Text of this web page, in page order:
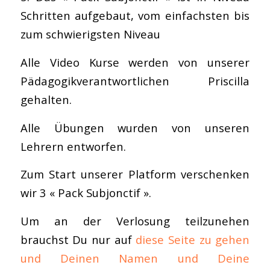
Schritten aufgebaut, vom einfachsten bis
zum schwierigsten Niveau
Alle Video Kurse werden von unserer
Pädagogikverantwortlichen Priscilla
gehalten.
Alle Übungen wurden von unseren
Lehrern entworfen.
Zum Start unserer Platform verschenken
wir 3 « Pack Subjonctif ».
Um an der Verlosung teilzunehen
brauchst Du nur aufdiese Seite zu gehen
und Deinen Namen und Deine